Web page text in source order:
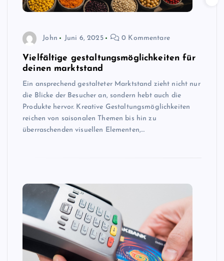
John Juni 6, 2025 0 Kommentare
Vielfältige gestaltungsmöglichkeiten für
deinen marktstand
Ein ansprechend gestalteter Marktstand zieht nicht nur
die Blicke der Besucher an, sondern hebt auch die
Produkte hervor. Kreative Gestaltungsmöglichkeiten
reichen von saisonalen Themen bis hin zu
überraschenden visuellen Elementen,…